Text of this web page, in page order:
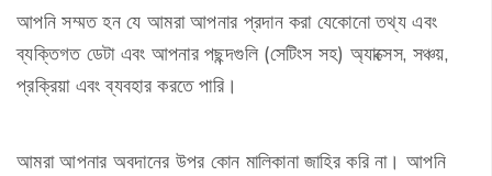
আপনি সম্মত হন যে আমরা আপনার প্রদান করা যেকোনো তথ্য এবং
ব্যক্তিগত ডেটা এবং আপনার পছন্দগুলি (সেটিংস সহ) অ্যাক্সেস, সঞ্চয়,
প্রক্রিয়া এবং ব্যবহার করতে পারি।
আমরা আপনার অবদানের উপর কোন মালিকানা জাহির করি না। আপনি